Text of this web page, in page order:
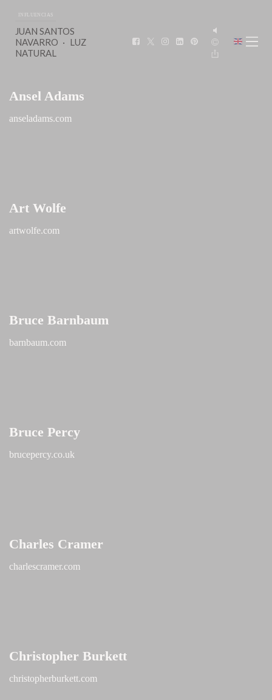
INFLUENCIAS
JUAN SANTOS
NAVARRO
LUZ
NATURAL
Ansel Adams
anseladams.com
Art Wolfe
artwolfe.com
Bruce Barnbaum
barnbaum.com
Bruce Percy
brucepercy.co.uk
Charles Cramer
charlescramer.com
Christopher Burkett
christopherburkett.com